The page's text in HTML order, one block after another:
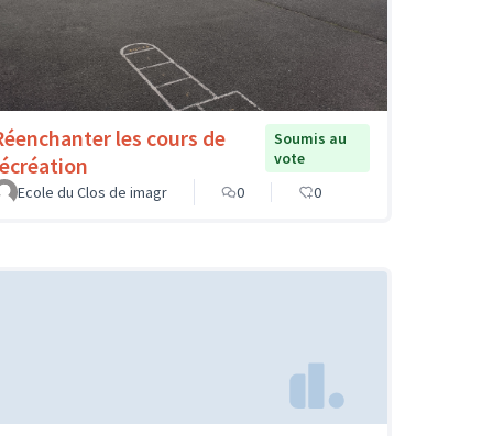
les cours de
Soumis au
vote
Ecole du Clos de imagr
0 0